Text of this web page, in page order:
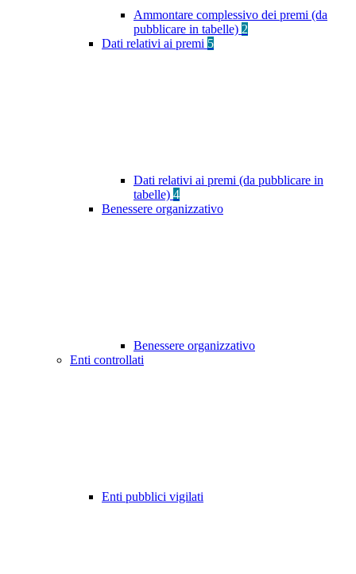
Ammontare complessivo dei premi (da
pubblicare in tabelle) 2
Dati relativi ai premi 5
Dati relativi ai premi (da pubblicare in
tabelle) 4
Benessere organizzativo
Benessere organizzativo
Enti controllati
Enti pubblici vigilati